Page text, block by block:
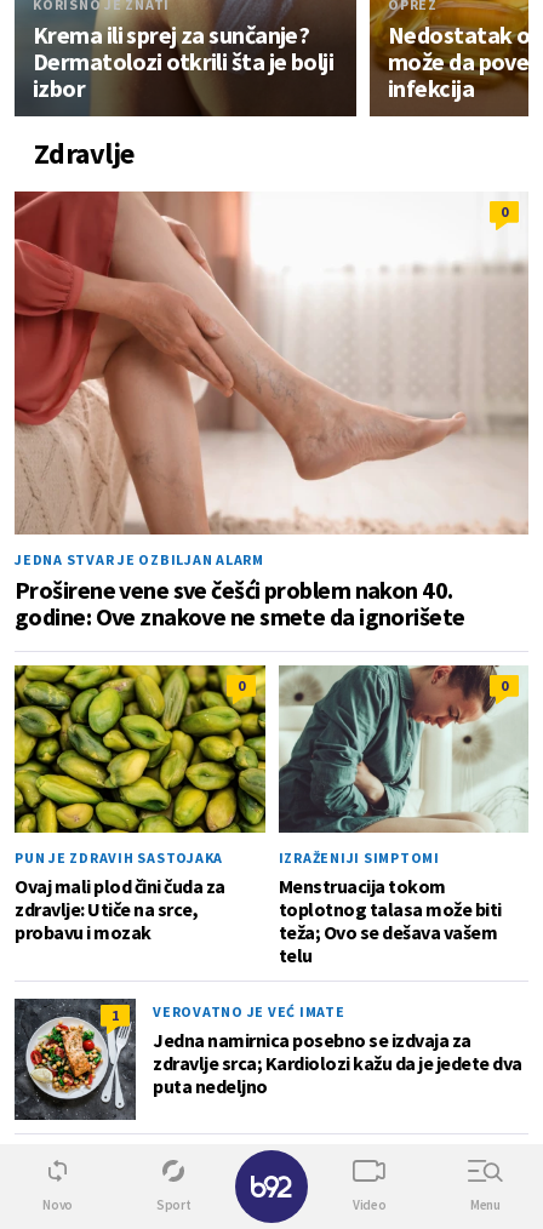
KORISNO JE ZNATI
Krema ili sprej za sunčanje?
Dermatolozi otkrili šta je bolji
izbor
OPREZ
Nedostatak
može da
infekcija
Zdravlje
0
JEDNA STVAR JE OZBILJAN ALARM
Proširene vene sve češći problem nakon 40.
godine: Ove znakove ne smete da ignorišete
0
PUN JE ZDRAVIH SASTOJAKA
Ovaj mali plod čini čuda za
zdravlje: Utiče na srce,
probavu i mozak
0
IZRAŽENIJI SIMPTOMI
Menstruacija tokom
toplotnog talasa može biti
teža; Ovo se dešava vašem
telu
1 VEROVATNO JE VEĆ IMATE
Jedna namirnica posebno se izdvaja za
zdravlje srca; Kardiolozi kažu da je jedete dva
puta nedeljno
ZABORAVITE SKUPE PREPARATE
Muči vas zatvor? Nutricionistkinja
preporučuje da u ishranu uvrstite ovu
Novo Sport Video Menu
✕